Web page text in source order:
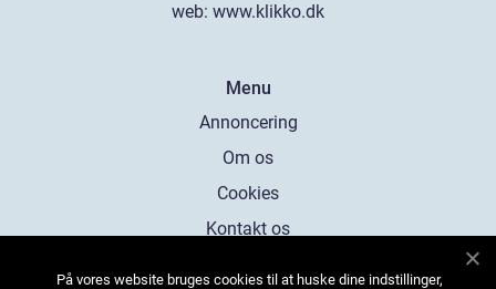
web: www.klikko.dk
Menu
Annoncering
Om os
Cookies
Kontakt os
På vores website bruges cookies til at huske dine indstillinger,